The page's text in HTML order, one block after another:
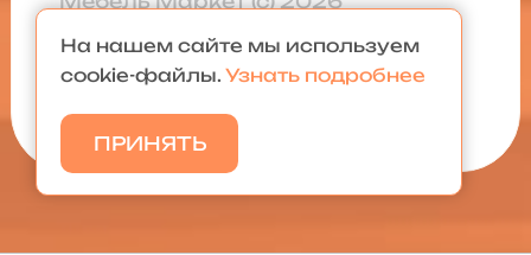
Политика конфиденциальности
Карта сайта
На нашем сайте мы используем
cookie-файлы. Узнать подробнее
ПРИНЯТЬ